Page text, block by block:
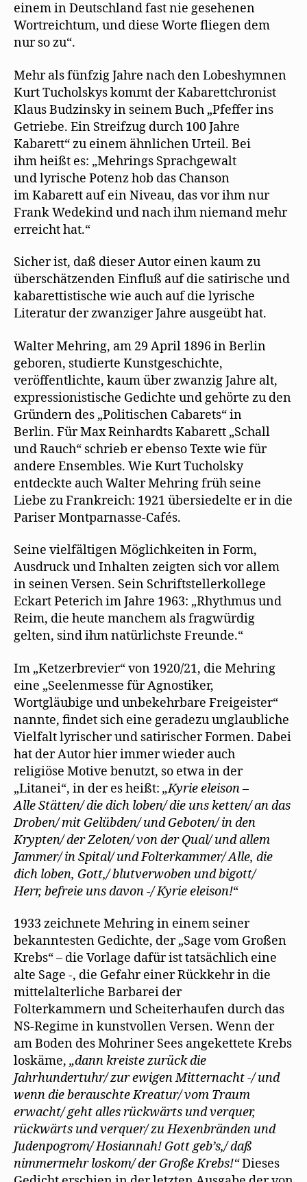
einem in Deutschland fast nie gesehenen
Wortreichtum, und diese Worte fliegen dem
nur so zu“.
Mehr als fünfzig Jahre nach den Lobeshymnen
Kurt Tucholskys kommt der Kabarettchronist
Klaus Budzinsky in seinem Buch „Pfeffer ins
Getriebe. Ein Streifzug durch 100 Jahre
Kabarett“ zu einem ähnlichen Urteil. Bei
ihm heißt es: „Mehrings Sprachgewalt
und lyrische Potenz hob das Chanson
im Kabarett auf ein Niveau, das vor ihm nur
Frank Wedekind und nach ihm niemand mehr
erreicht hat.“
Sicher ist, daß dieser Autor einen kaum zu
überschätzenden Einfluß auf die satirische und
kabarettistische wie auch auf die lyrische
Literatur der zwanziger Jahre ausgeübt hat.
Walter Mehring, am 29 April 1896 in Berlin
geboren, studierte Kunstgeschichte,
veröffentlichte, kaum über zwanzig Jahre alt,
expressionistische Gedichte und gehörte zu den
Gründern des „Politischen Cabarets“ in
Berlin. Für Max Reinhardts Kabarett „Schall
und Rauch“ schrieb er ebenso Texte wie für
andere Ensembles. Wie Kurt Tucholsky
entdeckte auch Walter Mehring früh seine
Liebe zu Frankreich: 1921 übersiedelte er in die
Pariser Montparnasse-Cafés.
Seine vielfältigen Möglichkeiten in Form,
Ausdruck und Inhalten zeigten sich vor allem
in seinen Versen. Sein Schriftstellerkollege
Eckart Peterich im Jahre 1963: „Rhythmus und
Reim, die heute manchem als fragwürdig
gelten, sind ihm natürlichste Freunde.“
Im „Ketzerbrevier“ von 1920/21, die Mehring
eine „Seelenmesse für Agnostiker,
Wortgläubige und unbekehrbare Freigeister“
nannte, findet sich eine geradezu unglaubliche
Vielfalt lyrischer und satirischer Formen. Dabei
hat der Autor hier immer wieder auch
religiöse Motive benutzt, so etwa in der
„Litanei“, in der es heißt: „Kyrie eleison –
Alle Stätten/ die dich loben/ die uns ketten/ an das
Droben/ mit Gelübden/ und Geboten/ in den
Krypten/ der Zeloten/ von der Qual/ und allem
Jammer/ in Spital/ und Folterkammer/ Alle, die
dich loben, Gott,/ blutverwoben und bigott/
Herr, befreie uns davon -/ Kyrie eleison!“
1933 zeichnete Mehring in einem seiner
bekanntesten Gedichte, der „Sage vom Großen
Krebs“ – die Vorlage dafür ist tatsächlich eine
alte Sage -, die Gefahr einer Rückkehr in die
mittelalterliche Barbarei der
Folterkammern und Scheiterhaufen durch das
NS-Regime in kunstvollen Versen. Wenn der
am Boden des Mohriner Sees angekettete Krebs
loskäme, „dann kreiste zurück die
Jahrhundertuhr/ zur ewigen Mitternacht -/ und
wenn die berauschte Kreatur/ vom Traum
erwacht/ geht alles rückwärts und verquer,
rückwärts und verquer/ zu Hexenbränden und
Judenpogrom/ Hosiannah! Gott geb’s,/ daß
nimmermehr loskom/ der Große Krebs!“Dieses